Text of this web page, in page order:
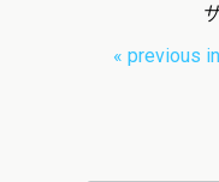
« previous